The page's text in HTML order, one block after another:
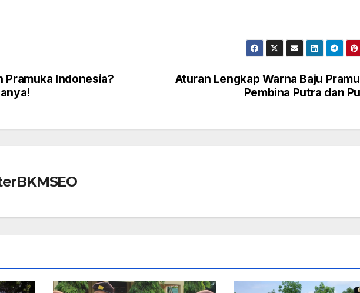
Aturan Lengkap Warna Baju
Pembina Putra dan
Pramuka Indonesia?